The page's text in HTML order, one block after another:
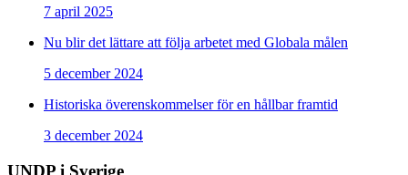
7 april 2025
Nu blir det lättare att följa arbetet med Globala målen
5 december 2024
Historiska överenskommelser för en hållbar framtid
3 december 2024
UNDP i Sverige